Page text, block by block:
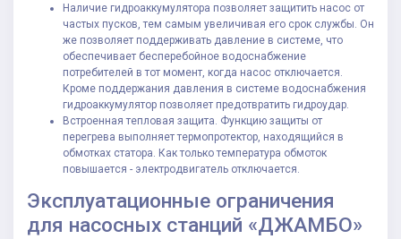
Наличие гидроаккумулятора позволяет защитить насос от
частых пусков, тем самым увеличивая его срок службы. Он
же позволяет поддерживать давление в системе, что
обеспечивает бесперебойное водоснабжение
потребителей в тот момент, когда насос отключается.
Кроме поддержания давления в системе водоснабжения
гидроаккумулятор позволяет предотвратить гидроудар.
Встроенная тепловая защита. Функцию защиты от
перегрева выполняет термопротектор, находящийся в
обмотках статора. Как только температура обмоток
повышается - электродвигатель отключается.
Эксплуатационные ограничения
для насосных станций «ДЖАМБО»